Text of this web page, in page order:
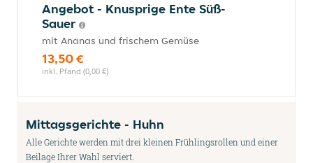
Angebot - Knusprige Ente Süß-
Sauer
mit Ananas und frischem Gemüse
13,50 €
inkl. Pfand (0,00 €)
Mittagsgerichte - Huhn
Alle Gerichte werden mit drei kleinen Frühlingsrollen und einer
Beilage Ihrer Wahl serviert.